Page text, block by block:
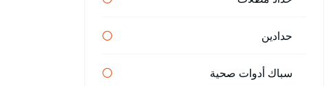
حدادين
سباك أدوات صحية